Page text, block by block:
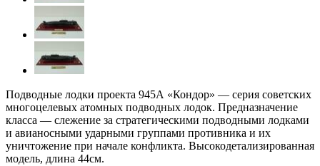
Подводные лодки проекта 945А «Кондор» — серия советских
многоцелевых атомных подводных лодок. Предназначение
класса — слежение за стратегическими подводными лодками
и авианосными ударными группами противника и их
уничтожение при начале конфликта. Высокодетализированная
модель, длина 44см.